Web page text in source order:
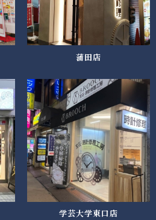
蒲田店
学芸大学東口店